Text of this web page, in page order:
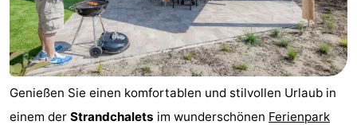
Genießen Sie einen komfortablen und stilvollen Urlaub in
einem der Strandchalets im wunderschönen Ferienpark